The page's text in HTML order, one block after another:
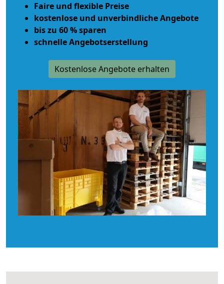
Faire und flexible Preise
kostenlose und unverbindliche Angebote
bis zu 60 % sparen
schnelle Angebotserstellung
Kostenlose Angebote erhalten